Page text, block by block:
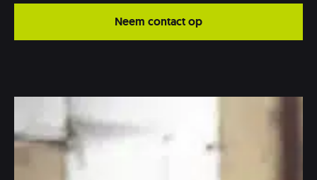
Neem contact op